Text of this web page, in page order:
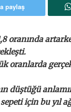
paylaş
oranında
oranlarda
düştüğü
için bu yıl